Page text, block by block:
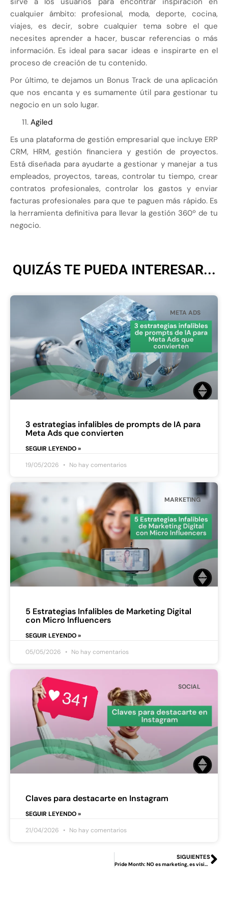
cualquier ámbito: profesional, moda, deporte, cocina,
viajes, es decir, sobre cualquier tema sobre el que
necesites aprender a hacer, buscar referencias o más
información. Es ideal para sacar ideas e inspirarte en el
proceso de creación de tu contenido.
Por último, te dejamos un Bonus Track de una aplicación
que nos encanta y es sumamente útil para gestionar tu
negocio en un solo lugar.
Agiled
Es una plataforma de gestión empresarial que incluye ERP
CRM, HRM, gestión financiera y gestión de proyectos.
Está diseñada para ayudarte a gestionar y manejar a tus
empleados, proyectos, tareas, controlar tu tiempo, crear
contratos profesionales, controlar los gastos y enviar
facturas profesionales para que te paguen más rápido. Es
la herramienta definitiva para llevar la gestión 360º de tu
negocio.
QUIZÁS TE PUEDA INTERESAR...
META ADS
3 estrategias infalibles de prompts de IA para
Meta Ads que convierten
SEGUIR LEYENDO »
19/05/2026
No hay comentarios
MARKETING
5 Estrategias Infalibles de Marketing Digital
con Micro Influencers
SEGUIR LEYENDO »
05/05/2026
No hay comentarios
SOCIAL
Claves para destacarte en Instagram
SEGUIR LEYENDO »
21/04/2026
No hay comentarios
SIGUIENTES
Pride Month: NO es marketing, es visibilidad